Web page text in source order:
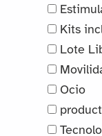
Kits
Lote
Ocio